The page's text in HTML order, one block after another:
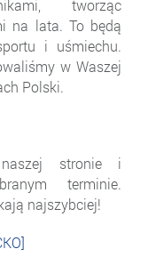
tworząc
na lata. To będą
i uśmiechu.
w Waszej
Polski.
stronie i
terminie.
najszybciej!